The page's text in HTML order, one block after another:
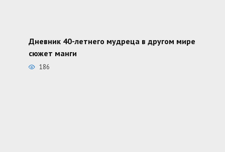
Дневник 40-летнего мудреца в другом мире
сюжет манги
186